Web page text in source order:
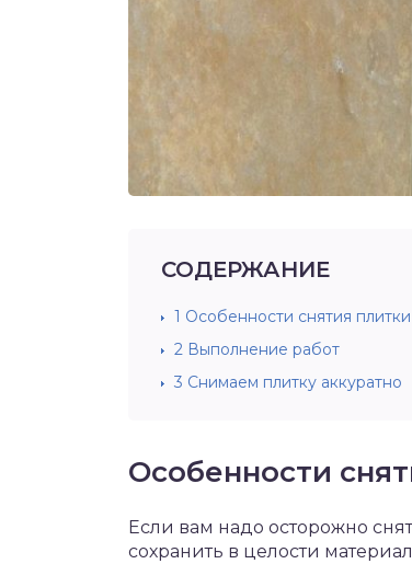
СОДЕРЖАНИЕ
1 Особенности снятия
2 Выполнение работ
3 Снимаем плитку аккуратно
Особенности
Если вам надо осторожно
сохранить в целости